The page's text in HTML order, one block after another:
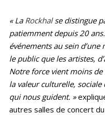
« La Rockhalse distingue
patiemment depuis 20
événements au sein
le public que les artistes,
Notre force vient moins
la valeur culturelle,
qui nous guident. »
autres salles de concert